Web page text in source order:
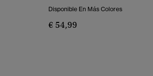
Disponible En Más Colores
€ 54,99